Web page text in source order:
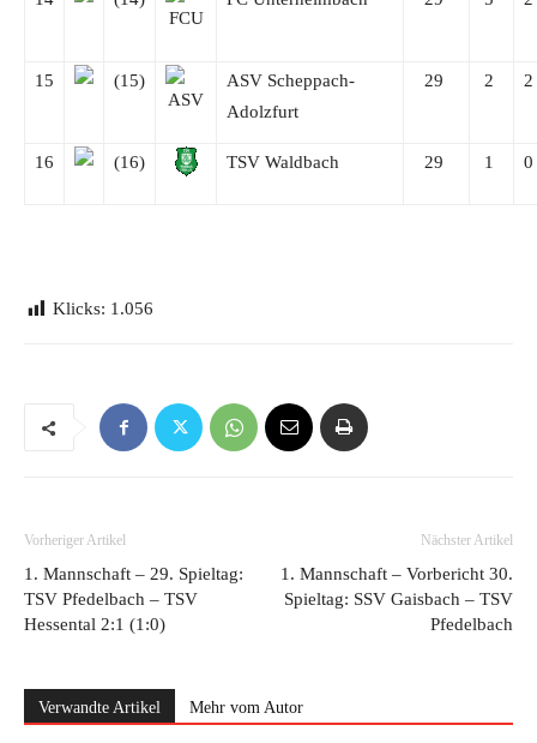
15 (15)
ASV Scheppach-
Adolzfurt
29 2 2
16 (16) TSV Waldbach 29 1 0
Klicks: 1.056
Vorheriger Artikel
1. Mannschaft – 29. Spieltag:
TSV Pfedelbach – TSV
Hessental 2:1 (1:0)
Nächster Artikel
1. Mannschaft – Vorbericht 30.
Spieltag: SSV Gaisbach – TSV
Pfedelbach
Verwandte Artikel Mehr vom Autor